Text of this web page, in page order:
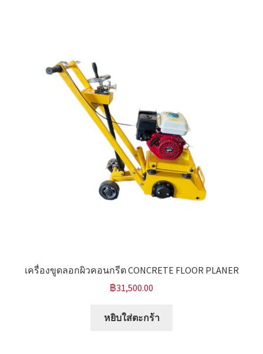
เครื่องขูดลอกผิวคอนกรีต CONCRETE FLOOR PLANER
฿31,500.00
หยิบใส่ตะกร้า